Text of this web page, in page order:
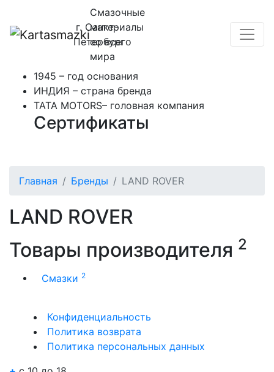
Смазочные
материалы
со всего
мира
г. Санкт-
Петербург
1945 – год основания
ИНДИЯ – страна бренда
TATA MOTORS– головная компания
Сертификаты
Главная Бренды LAND ROVER
LAND ROVER
Товары производителя 2
Смазки 2
Конфиденциальность
Политика возврата
Политика персональных данных